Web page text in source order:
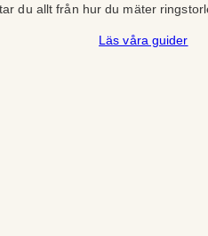
du allt från hur du mäter
Läs våra guider